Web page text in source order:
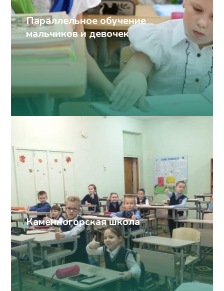
Параллельное обучение
мальчиков и девочек
Каменногорская школа